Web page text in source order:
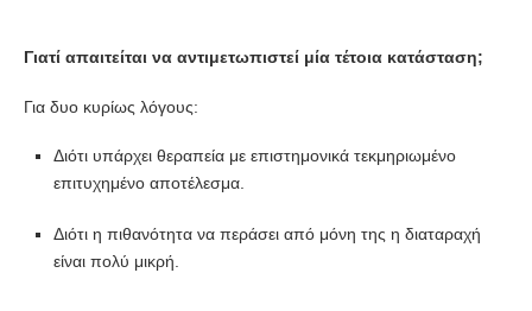
Γιατί απαιτείται να αντιμετωπιστεί μία τέτοια κατάσταση;
Για δυο κυρίως λόγους:
Διότι υπάρχει θεραπεία με επιστημονικά τεκμηριωμένο
επιτυχημένο αποτέλεσμα.
Διότι η πιθανότητα να περάσει από μόνη της η διαταραχή
είναι πολύ μικρή.